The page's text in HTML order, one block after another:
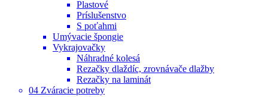
Plastové
Príslušenstvo
S poťahmi
Umývacie špongie
Vykrajovačky
Náhradné kolesá
Rezačky dlaždíc, zrovnávače dlažby
Rezačky na laminát
04 Zváracie potreby